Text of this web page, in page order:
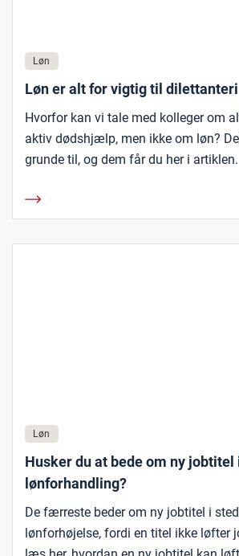
Løn
Løn er alt for vigtig til dilettanteri
Hvorfor kan vi tale med kolleger om
aktiv dødshjælp, men ikke om løn?
grunde til, og dem får du her i artiklen.
Løn
Husker du at bede om ny jobtitel
lønforhandling?
De færreste beder om ny jobtitel i
lønforhøjelse, fordi en titel ikke løfter